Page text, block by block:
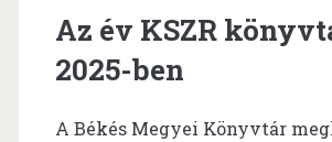
Az év KSZR
2025-ben
A Békés Megyei Könyvtár